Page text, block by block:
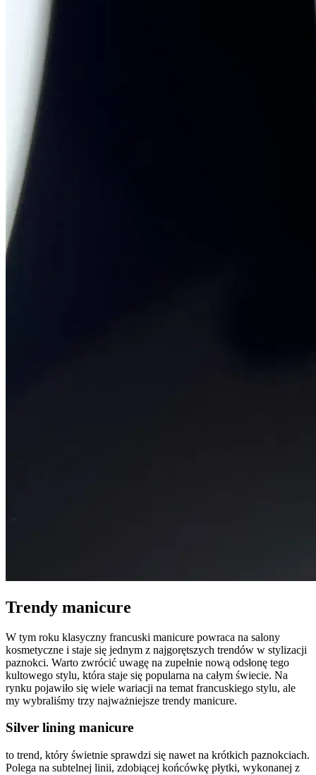
Trendy manicure
W tym roku klasyczny francuski manicure powraca na salony
kosmetyczne i staje się jednym z najgorętszych trendów w stylizacji
paznokci. Warto zwrócić uwagę na zupełnie nową odsłonę tego
kultowego stylu, która staje się popularna na całym świecie. Na
rynku pojawiło się wiele wariacji na temat francuskiego stylu, ale
my wybraliśmy trzy najważniejsze trendy manicure.
Silver lining manicure
to trend, który świetnie sprawdzi się nawet na krótkich paznokciach.
Polega na subtelnej linii, zdobiącej końcówkę płytki, wykonanej z